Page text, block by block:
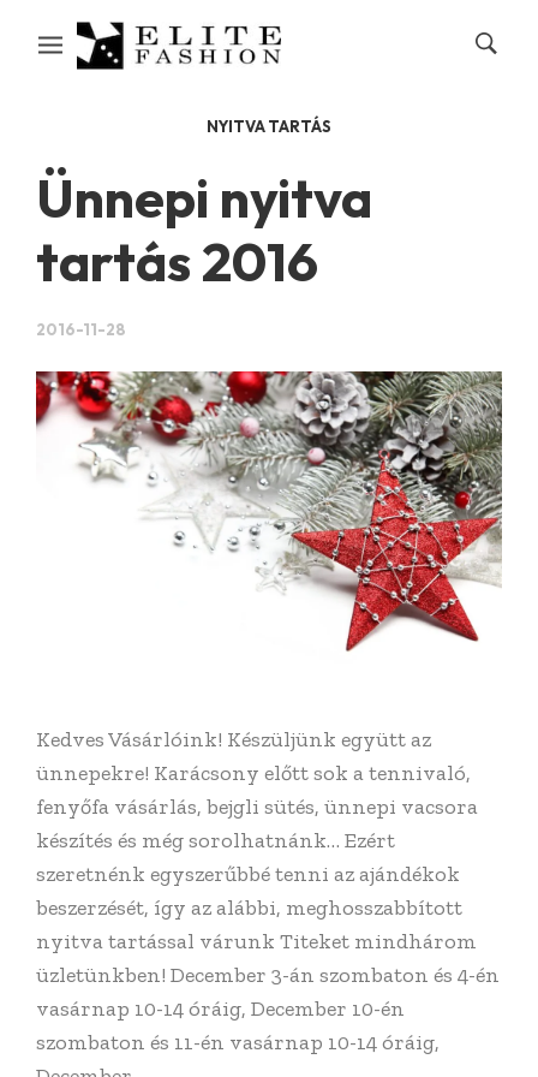
NYITVA TARTÁS
Ünnepi nyitva
tartás 2016
2016-11-28
Kedves Vásárlóink! Készüljünk együtt az
ünnepekre! Karácsony előtt sok a tennivaló,
fenyőfa vásárlás, bejgli sütés, ünnepi vacsora
készítés és még sorolhatnánk… Ezért
szeretnénk egyszerűbbé tenni az ajándékok
beszerzését, így az alábbi, meghosszabbított
nyitva tartással várunk Titeket mindhárom
üzletünkben! December 3-án szombaton és 4-én
vasárnap 10-14 óráig, December 10-én
szombaton és 11-én vasárnap 10-14 óráig,